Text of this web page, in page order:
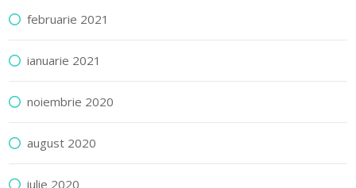
februarie 2021
ianuarie 2021
noiembrie 2020
august 2020
iulie 2020